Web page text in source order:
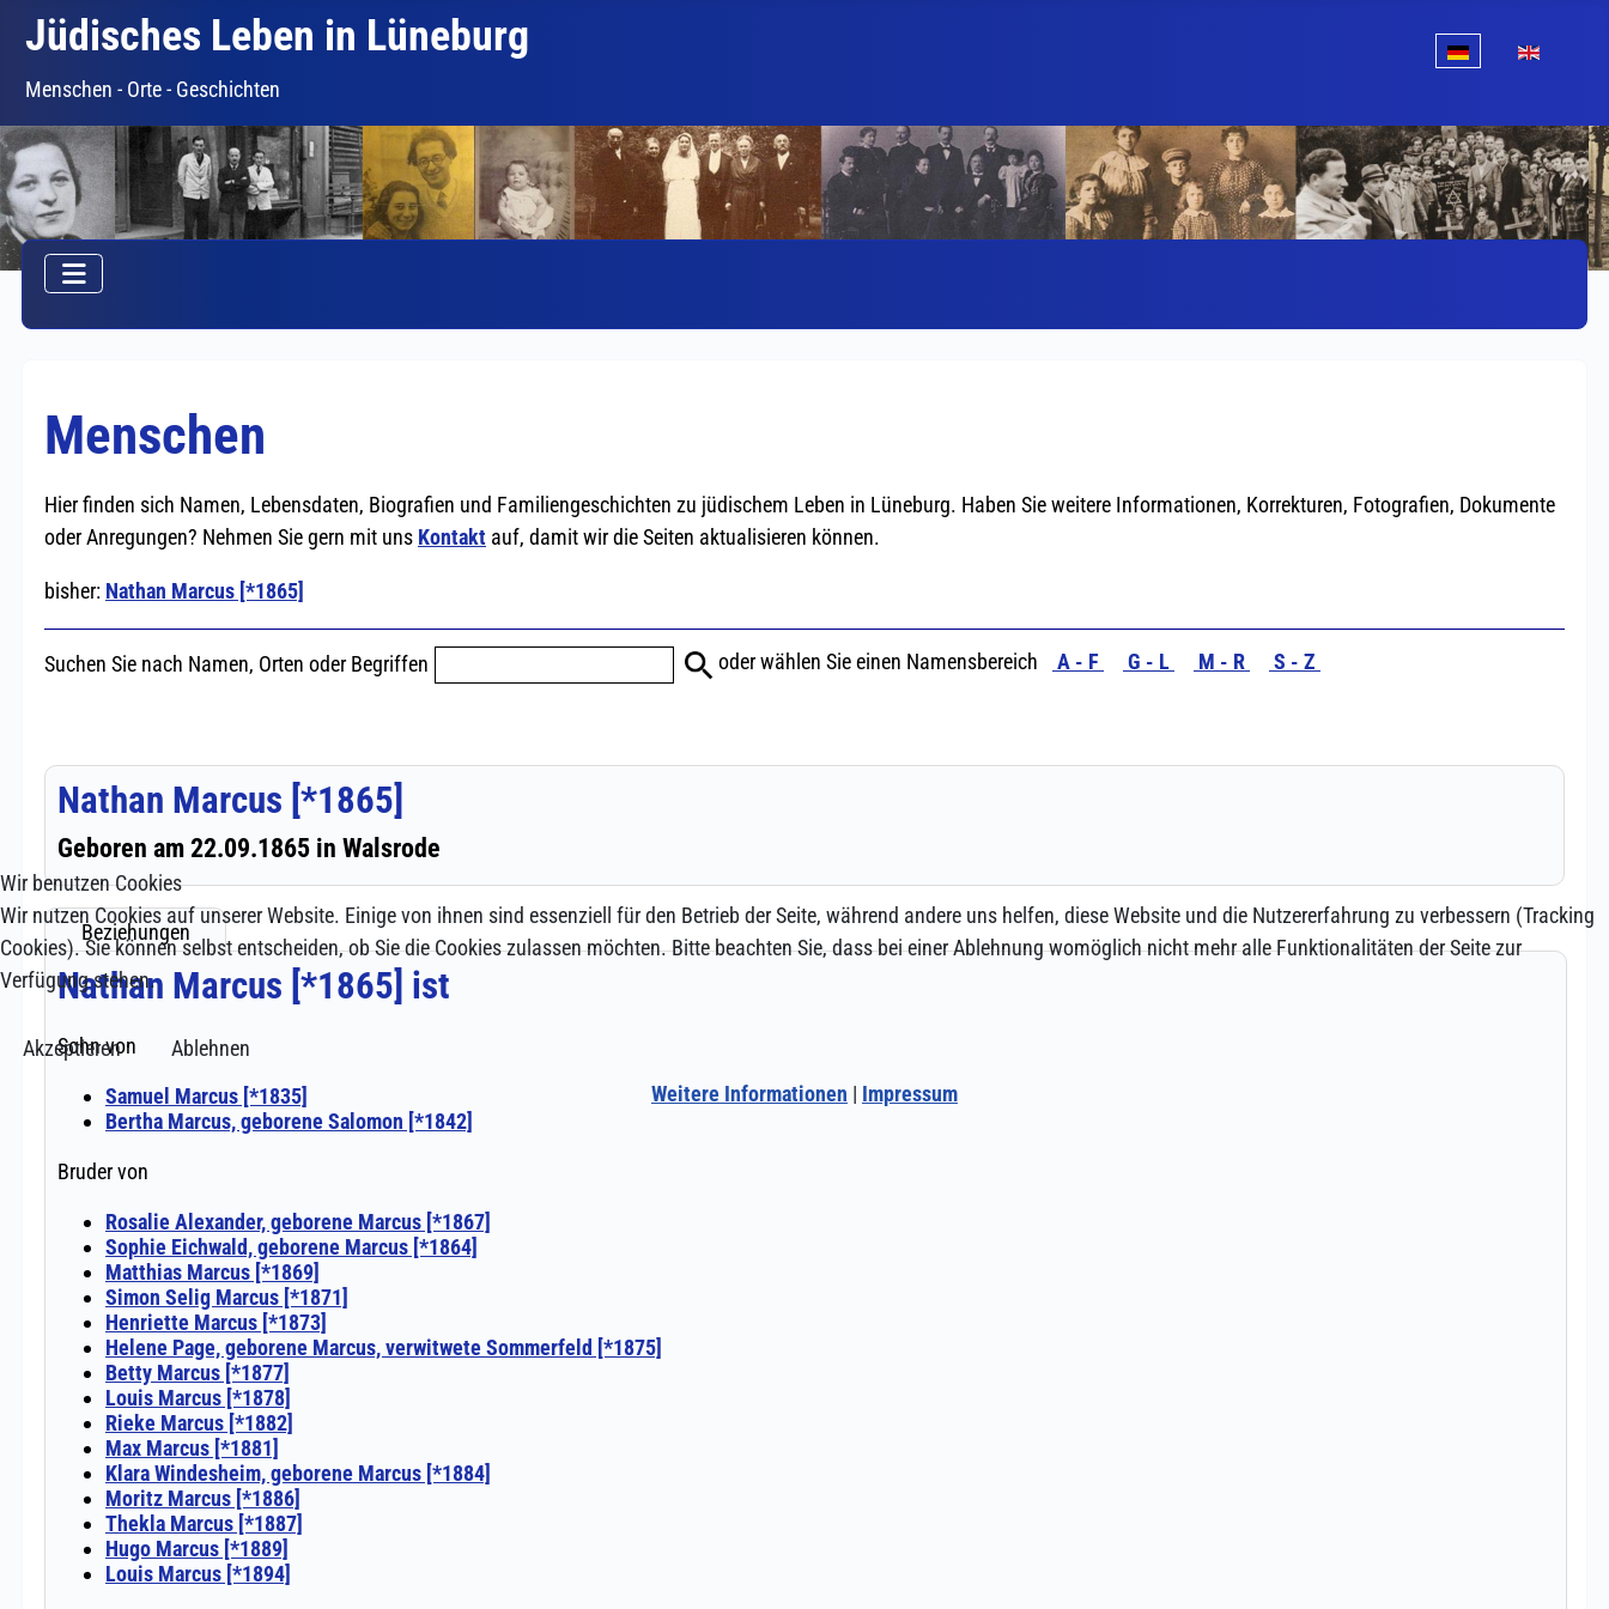
Jüdisches Leben in Lüneburg
Menschen - Orte - Geschichten
Wir benutzen Cookies
Wir nutzen Cookies auf unserer Website. Einige von ihnen sind essenziell für den Betrieb der Seite, während andere uns helfen, diese Website und die Nutzererfahrung zu verbessern (Tracking
Cookies). Sie können selbst entscheiden, ob Sie die Cookies zulassen möchten. Bitte beachten Sie, dass bei einer Ablehnung womöglich nicht mehr alle Funktionalitäten der Seite zur
Verfügung stehen.
Akzeptieren
Ablehnen
Weitere Informationen | Impressum